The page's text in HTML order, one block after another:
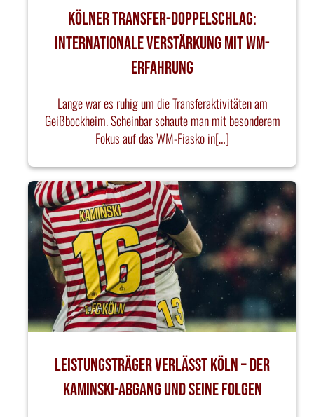
Kölner Transfer-Doppelschlag:
Internationale Verstärkung mit WM-
Erfahrung
Lange war es ruhig um die Transferaktivitäten am
Geißbockheim. Scheinbar schaute man mit besonderem
Fokus auf das WM-Fiasko in[…]
Leistungsträger verlässt Köln – Der
Kaminski-Abgang und seine Folgen